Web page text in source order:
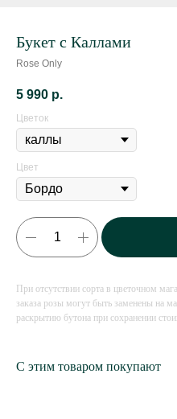
Букет с Каллами
Rose Only
5 990 р.
Цветок
Цвет
При отсутствии сорта в цветочном
заказа розы могут быть заменены на
раскрытию бутона при сохранении
С этим товаром покупают